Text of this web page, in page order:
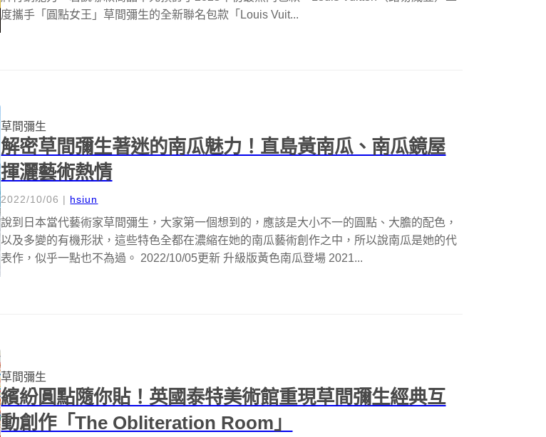
度攜手「圓點女王」草間彌生的全新聯名包款「Louis Vuit...
草間彌生
解密草間彌生著迷的南瓜魅力！直島黃南瓜、南瓜鏡屋
揮灑藝術熱情
2022/10/06 | hsiun
說到日本當代藝術家草間彌生，大家第一個想到的，應該是大小不一的圓點、大膽的配色，
以及多變的有機形狀，這些特色全都在濃縮在她的南瓜藝術創作之中，所以說南瓜是她的代
表作，似乎一點也不為過。 2022/10/05更新 升級版黃色南瓜登場 2021...
草間彌生
繽紛圓點隨你貼！英國泰特美術館重現草間彌生經典互
動創作「The Obliteration Room」